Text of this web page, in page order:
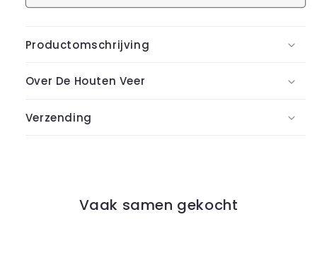
Productomschrijving
Over De Houten Veer
Verzending
Vaak samen gekocht